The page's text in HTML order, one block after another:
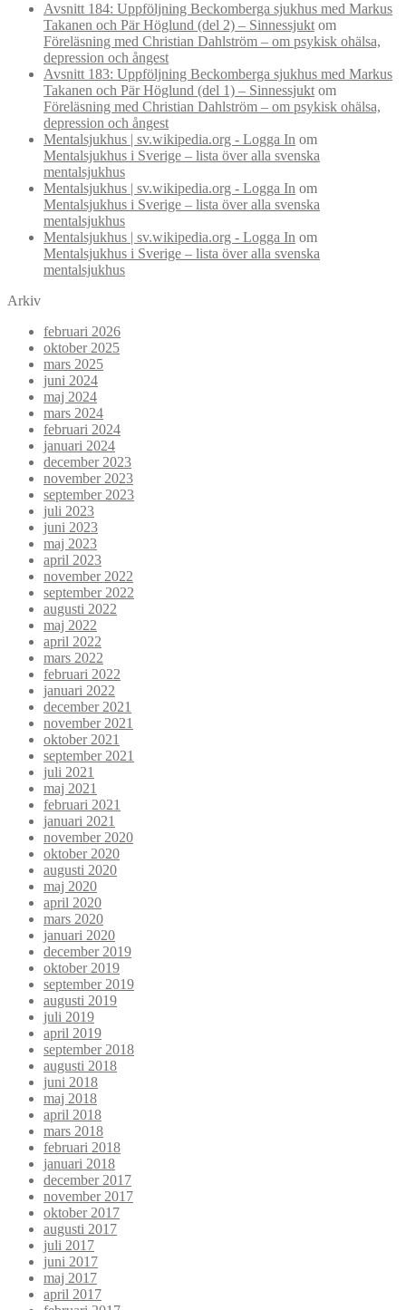
Avsnitt 184: Uppföljning Beckomberga sjukhus med Markus
Takanen och Pär Höglund (del 2) – Sinnessjukt om
Föreläsning med Christian Dahlström – om psykisk ohälsa,
depression och ångest
Avsnitt 183: Uppföljning Beckomberga sjukhus med Markus
Takanen och Pär Höglund (del 1) – Sinnessjukt om
Föreläsning med Christian Dahlström – om psykisk ohälsa,
depression och ångest
Mentalsjukhus | sv.wikipedia.org - Logga In om
Mentalsjukhus i Sverige – lista över alla svenska
mentalsjukhus
Mentalsjukhus | sv.wikipedia.org - Logga In om
Mentalsjukhus i Sverige – lista över alla svenska
mentalsjukhus
Mentalsjukhus | sv.wikipedia.org - Logga In om
Mentalsjukhus i Sverige – lista över alla svenska
mentalsjukhus
Arkiv
februari 2026
oktober 2025
mars 2025
juni 2024
maj 2024
mars 2024
februari 2024
januari 2024
december 2023
november 2023
september 2023
juli 2023
juni 2023
maj 2023
april 2023
november 2022
september 2022
augusti 2022
maj 2022
april 2022
mars 2022
februari 2022
januari 2022
december 2021
november 2021
oktober 2021
september 2021
juli 2021
maj 2021
februari 2021
januari 2021
november 2020
oktober 2020
augusti 2020
maj 2020
april 2020
mars 2020
januari 2020
december 2019
oktober 2019
september 2019
augusti 2019
juli 2019
april 2019
september 2018
augusti 2018
juni 2018
maj 2018
april 2018
mars 2018
februari 2018
januari 2018
december 2017
november 2017
oktober 2017
augusti 2017
juli 2017
juni 2017
maj 2017
april 2017